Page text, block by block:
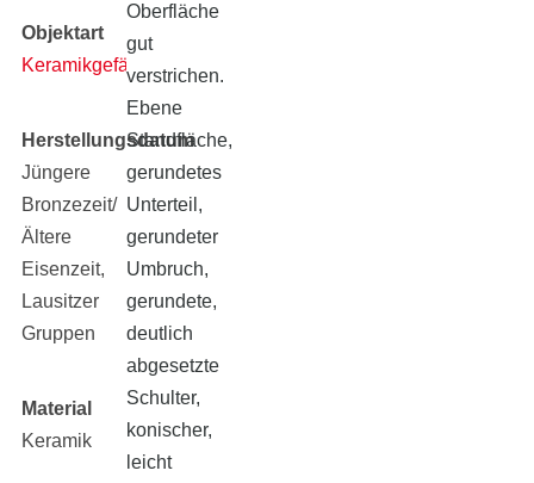
Objektart
Keramikgefäß
Herstellungsdatum
Jüngere
Bronzezeit/
Ältere
Eisenzeit,
Lausitzer
Gruppen
Material
Keramik
Oberfläche
gut
verstrichen.
Ebene
Standfläche,
gerundetes
Unterteil,
gerundeter
Umbruch,
gerundete,
deutlich
abgesetzte
Schulter,
konischer,
leicht